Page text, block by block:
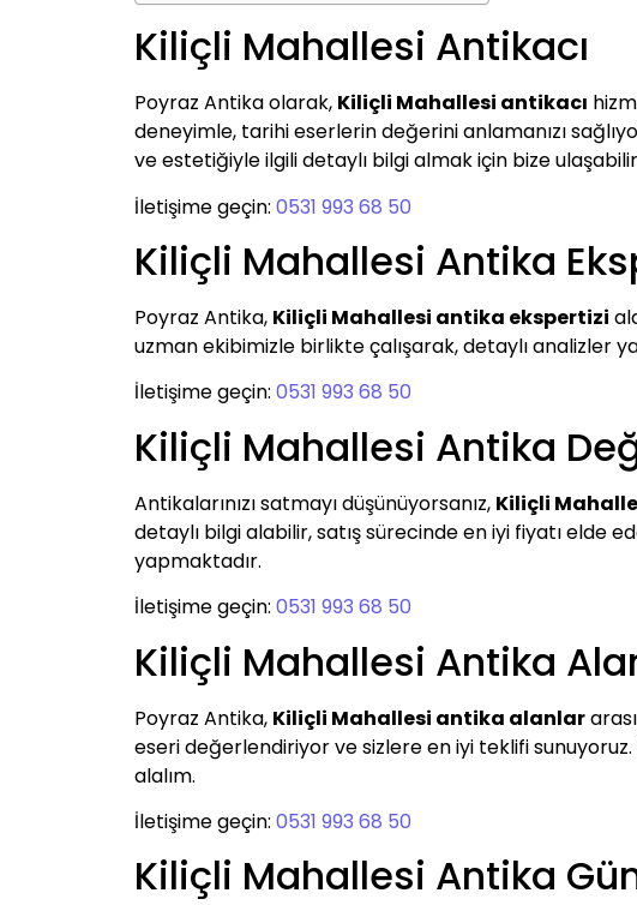
Kiliçli Mahallesi Antikacı
Poyraz Antika olarak, Kiliçli Mahallesi antikacı
deneyimle, tarihi eserlerin değerini anlamanızı
ve estetiğiyle ilgili detaylı bilgi almak için bize
İletişime geçin: 0531 993 68 50
Kiliçli Mahallesi Antika
Poyraz Antika, Kiliçli Mahallesi antika ekspertizi
uzman ekibimizle birlikte çalışarak, detaylı analizler
İletişime geçin: 0531 993 68 50
Kiliçli Mahallesi Antika
Antikalarınızı satmayı düşünüyorsanız, Kiliçli
detaylı bilgi alabilir, satış sürecinde en iyi fiyatı elde
yapmaktadır.
İletişime geçin: 0531 993 68 50
Kiliçli Mahallesi Antika
Poyraz Antika, Kiliçli Mahallesi antika alanlar
eseri değerlendiriyor ve sizlere en iyi teklifi
alalım.
İletişime geçin: 0531 993 68 50
Kiliçli Mahallesi Antika